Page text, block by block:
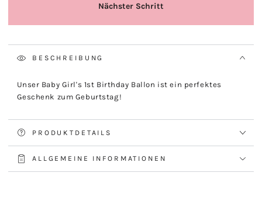
BESCHREIBUNG
Unser Baby Girl's 1st Birthday Ballon ist ein perfektes
Geschenk zum Geburtstag!
PRODUKTDETAILS
ALLGEMEINE INFORMATIONEN